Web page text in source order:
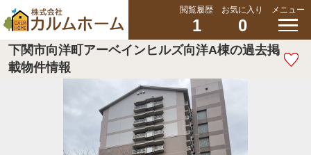
閲覧履歴
1
お気に入り
0
メニュー
下関市向洋町アーベインヒルズ向洋A棟の過去掲
載物件情報